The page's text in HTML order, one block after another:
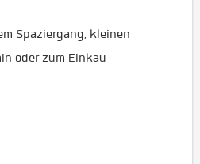
Spaziergang, kleinen
oder zum Einkau-